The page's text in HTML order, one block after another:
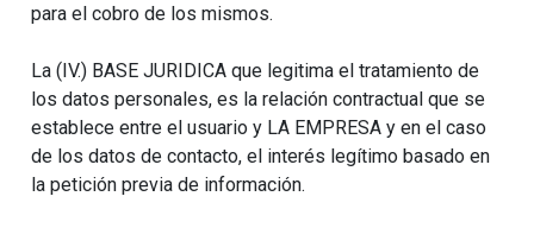
para el cobro de los mismos.
La (IV.) BASE JURIDICA que legitima el tratamiento de
los datos personales, es la relación contractual que se
establece entre el usuario y LA EMPRESA y en el caso
de los datos de contacto, el interés legítimo basado en
la petición previa de información.